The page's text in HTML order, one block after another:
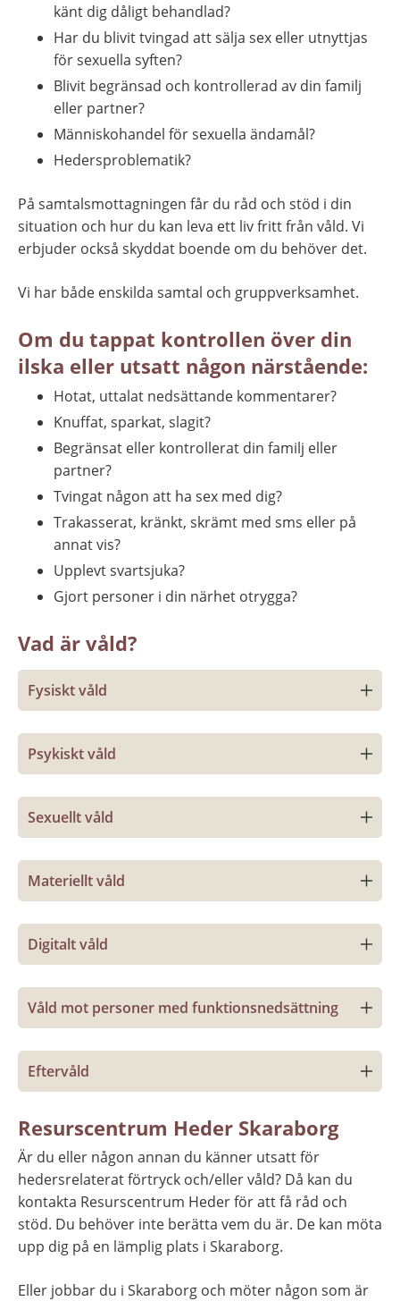
känt dig dåligt behandlad?
Har du blivit tvingad att sälja sex eller utnyttjas
för sexuella syften?
Blivit begränsad och kontrollerad av din familj
eller partner?
Människohandel för sexuella ändamål?
Hedersproblematik?
På samtalsmottagningen får du råd och stöd i din
situation och hur du kan leva ett liv fritt från våld. Vi
erbjuder också skyddat boende om du behöver det.
Vi har både enskilda samtal och gruppverksamhet.
Om du tappat kontrollen över din
ilska eller utsatt någon närstående:
Hotat, uttalat nedsättande kommentarer?
Knuffat, sparkat, slagit?
Begränsat eller kontrollerat din familj eller
partner?
Tvingat någon att ha sex med dig?
Trakasserat, kränkt, skrämt med sms eller på
annat vis?
Upplevt svartsjuka?
Gjort personer i din närhet otrygga?
Vad är våld?
Fysiskt våld
Psykiskt våld
Sexuellt våld
Materiellt våld
Digitalt våld
Våld mot personer med funktionsnedsättning
Eftervåld
Resurscentrum Heder Skaraborg
Är du eller någon annan du känner utsatt för
hedersrelaterat förtryck och/eller våld? Då kan du
kontakta Resurscentrum Heder för att få råd och
stöd. Du behöver inte berätta vem du är. De kan möta
upp dig på en lämplig plats i Skaraborg.
Eller jobbar du i Skaraborg och möter någon som är